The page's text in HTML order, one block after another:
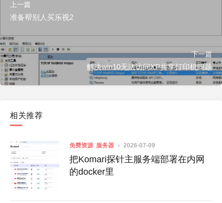
上一篇
准备帮别人买乐视2
下一篇
解决win10无法访问XP共享打印机问题
相关推荐
免费资源 服务器 2026-07-09
把Komari探针主服务端部署在内网
的docker里